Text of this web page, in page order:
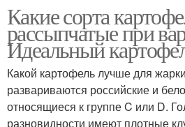
Какие сорта
рассыпчатые при
Идеальный
Какой картофель лучше для
развариваются российские и
относящиеся к группе C или D.
разновидности имеют плотные